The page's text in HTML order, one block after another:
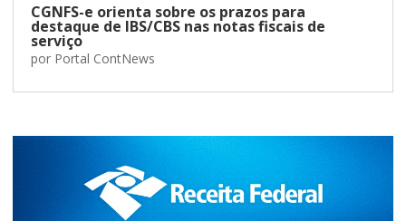
CGNFS-e orienta sobre os prazos para
destaque de IBS/CBS nas notas fiscais de
serviço
por Portal ContNews